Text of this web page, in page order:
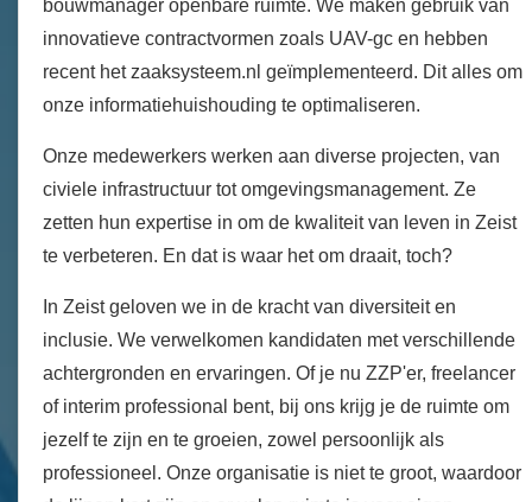
bouwmanager openbare ruimte. We maken gebruik van
innovatieve contractvormen zoals UAV-gc en hebben
recent het zaaksysteem.nl geïmplementeerd. Dit alles om
onze informatiehuishouding te optimaliseren.
Onze medewerkers werken aan diverse projecten, van
civiele infrastructuur tot omgevingsmanagement. Ze
zetten hun expertise in om de kwaliteit van leven in Zeist
te verbeteren. En dat is waar het om draait, toch?
In Zeist geloven we in de kracht van diversiteit en
inclusie. We verwelkomen kandidaten met verschillende
achtergronden en ervaringen. Of je nu ZZP'er, freelancer
of interim professional bent, bij ons krijg je de ruimte om
jezelf te zijn en te groeien, zowel persoonlijk als
professioneel. Onze organisatie is niet te groot, waardoor